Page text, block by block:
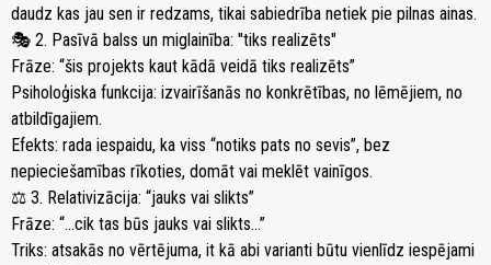
daudz kas jau sen ir redzams, tikai sabiedrība netiek pie pilnas ainas.
🎭 2. Pasīvā balss un miglainība: "tiks realizēts"
Frāze: “šis projekts kaut kādā veidā tiks realizēts”
Psiholoģiska funkcija: izvairīšanās no konkrētības, no lēmējiem, no
atbildīgajiem.
Efekts: rada iespaidu, ka viss “notiks pats no sevis”, bez
nepieciešamības rīkoties, domāt vai meklēt vainīgos.
⚖️ 3. Relativizācija: “jauks vai slikts”
Frāze: “...cik tas būs jauks vai slikts...”
Triks: atsakās no vērtējuma, it kā abi varianti būtu vienlīdz iespējami